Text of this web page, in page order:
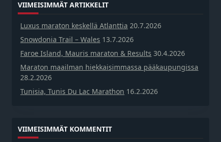
VIIMEISIMMÄT ARTIKKELIT
Luxus maraton keskellä Atlanttia 20.7.2026
Snowdonia Trail – Wales 13.7.2026
Faroe Island, Mauris maraton & Results 30.4.2026
Maraton maailman hiekkaisimmassa pääkaupungissa
28.2.2026
Tunisia, Tunis Du Lac Marathon 16.2.2026
VIIMEISIMMÄT KOMMENTIT